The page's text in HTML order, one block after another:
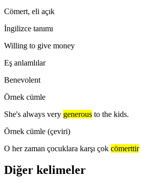
Cömert, eli açık
İngilizce tanımı
Willing to give money
Eş anlamlılar
Benevolent
Örnek cümle
She's always very generous to the kids.
Örnek cümle (çeviri)
O her zaman çocuklara karşı çok cömerttir
Diğer kelimeler